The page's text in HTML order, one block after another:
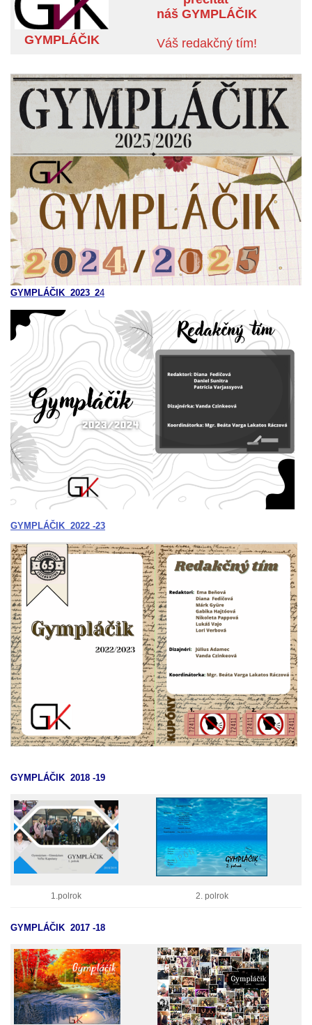
GYMPLÁČIK
náš GYMPLÁČIK
Váš redakčný tím!
GYMPLÁČIK 2023_24
GYMPLÁČIK 2022 -23
GYMPLÁČIK 2018 -19
1.polrok 2. polrok
GYMPLÁČIK 2017 -18